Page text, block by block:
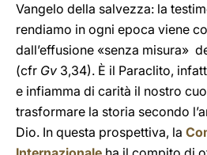
Vangelo della salvezza: la
rendiamo in ogni epoca viene
dall’effusione «senza misura»
(cfr Gv 3,34). È il Paraclito,
e infiamma di carità il nostro
trasformare la storia secondo
Dio. In questa prospettiva, la